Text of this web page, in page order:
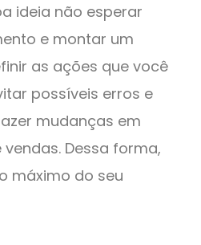
ideia não esperar
e montar um
as ações que você
possíveis erros e
mudanças em
Dessa forma,
máximo do seu